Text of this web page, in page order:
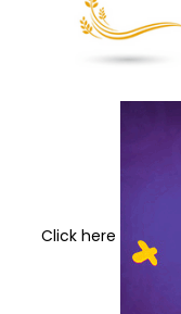
Click here